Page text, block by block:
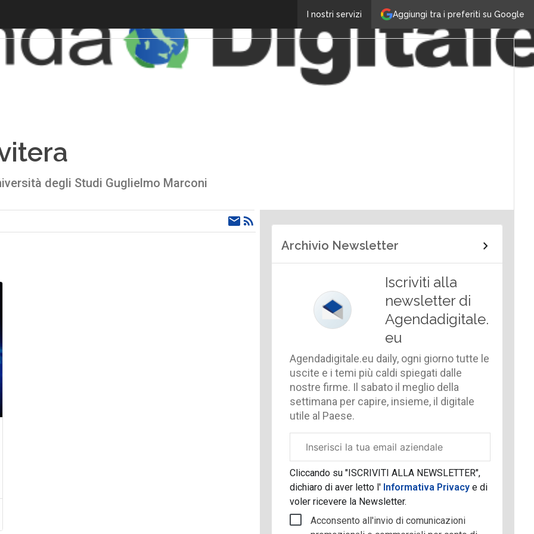
Aggiungi tra i preferiti su Google
I nostri servizi
degli Studi Guglielmo Marconi
Archivio Newsletter
Iscriviti alla
newsletter di
Agendadigitale.
eu
Agendadigitale.eu daily, ogni giorno tutte le
uscite e i temi più caldi spiegati dalle
nostre firme. Il sabato il meglio della
settimana per capire, insieme, il digitale
utile al Paese.
aziendale
Cliccando su "ISCRIVITI ALLA NEWSLETTER",
dichiaro di aver letto l' Informativa Privacye di
voler ricevere la Newsletter.
Acconsento all'invio di comunicazioni